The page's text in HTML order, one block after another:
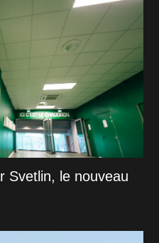
Svetlin, le nouveau